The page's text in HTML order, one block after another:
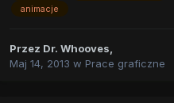
animacje
Przez Dr. Whooves,
Maj 14, 2013 w Prace graficzne